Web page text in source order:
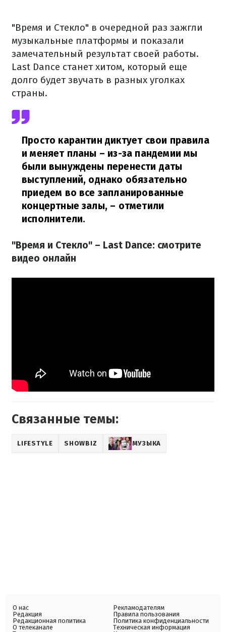
"Время и Стекло" в очередной раз зажгли
музыкальные платформы и показали
замечательный результат своей работы.
Last Dance станет хитом, который еще
долго будет звучать в разных уголках
страны.
Просто карантин диктует свои правила
и меняет планы – из-за пандемии мы
были вынуждены перенести даты
выступлений, однако обязательно
приедем во все запланированные
концертные залы, – отметили
исполнители.
"Время и Стекло" – Last Dance: смотрите
видео онлайн
Связанные темы:
LIFESTYLE SHOWBIZ МУЗЫКА
О нас
Редакция
Редакционная политика
О телеканале
Рекламодателям
Правила пользования
Политика конфиденциальности
Техническая информация